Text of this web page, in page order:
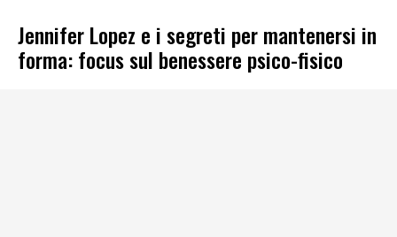
Jennifer Lopez e i segreti per mantenersi in
forma: focus sul benessere psico-fisico